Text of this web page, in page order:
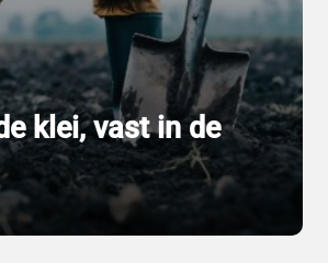
klei, vast in de